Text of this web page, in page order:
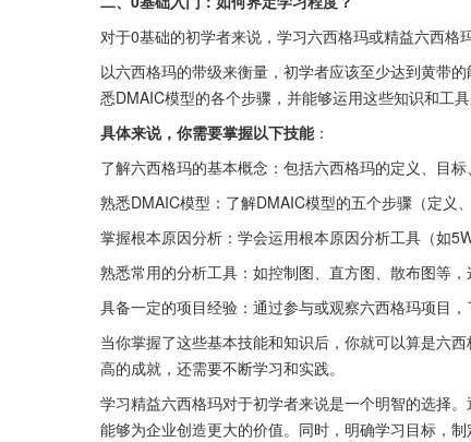
对于0基础的初学者来说，学习六西格玛或精益六西格
以六西格玛的带级来衡量，初学者应该至少达到黄带
悉DMAIC模型的各个步骤，并能够运用这些知识和工
具体来说，你需要掌握以下技能：
了解六西格玛的基本概念：包括六西格玛的定义、目
熟悉DMAIC模型：了解DMAIC模型的五个步骤（定义
掌握根本原因分析：学会运用根本原因分析工具（如
熟悉常用的分析工具：如控制图、直方图、散布图等
具备一定的项目经验：通过参与或观察六西格玛项目
当你掌握了这些基本技能和知识后，你就可以算是六
高的成就，还需要不断学习和实践。
学习精益六西格玛对于初学者来说是一个明智的选择
能够为企业创造更大的价值。同时，明确学习目标，